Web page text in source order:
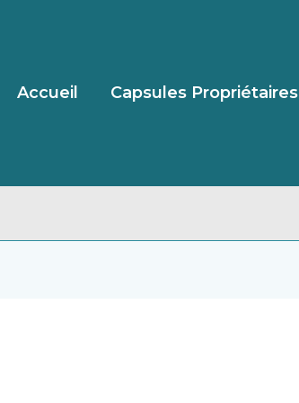
Accueil Capsules Propriétaires